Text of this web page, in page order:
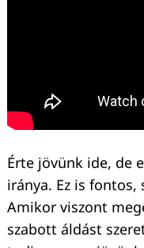
Érte jövünk ide, de
iránya. Ez is
Amikor viszont
szabott áldást
Keresés: